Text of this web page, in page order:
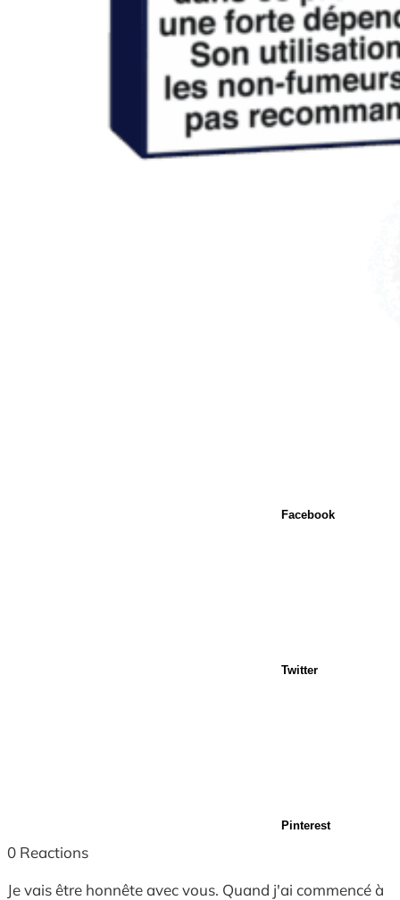
Facebook
Twitter
Pinterest
0 Reactions
Je vais être honnête avec vous. Quand j'ai commencé à